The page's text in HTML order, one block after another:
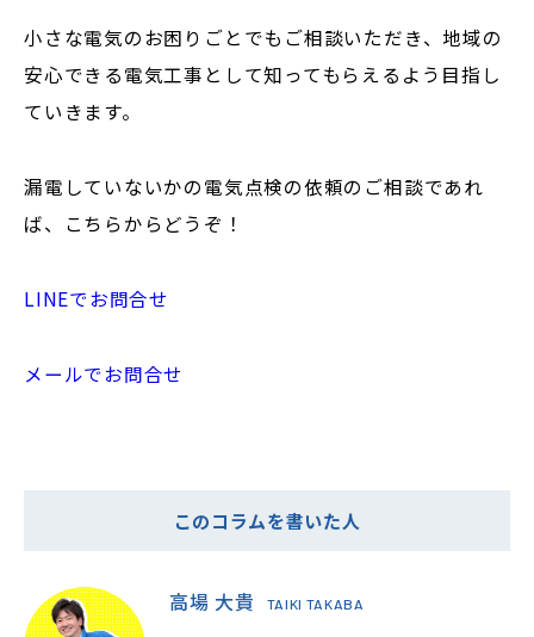
小さな電気のお困りごとでもご相談いただき、地域の
安心できる電気工事として知ってもらえるよう目指し
ていきます。
漏電していないかの電気点検の依頼のご相談であれ
ば、こちらからどうぞ！
LINEでお問合せ
メールでお問合せ
このコラムを書いた人
高場 大貴 TAIKI TAKABA